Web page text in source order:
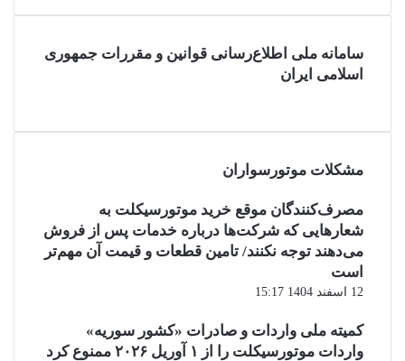
سامانه ملی اطلاع‌رسانی قوانین و مقررات جمهوری
اسلامی ایران
مشکلات موتورسواران
مصرف‌کنندگان موقع خرید موتورسیکلت به
شعارهایی که شرکت‌ها درباره خدمات پس از فروش
می‌دهند توجه نکنند/ تامین قطعات و قیمت آن مهم‌تر
است
12 اسفند 1404 15:17
کمیته ملی واردات و صادرات «کشور سوریه»
واردات موتورسیکلت را از ۱ آوریل ۲۰۲۶ ممنوع کرد